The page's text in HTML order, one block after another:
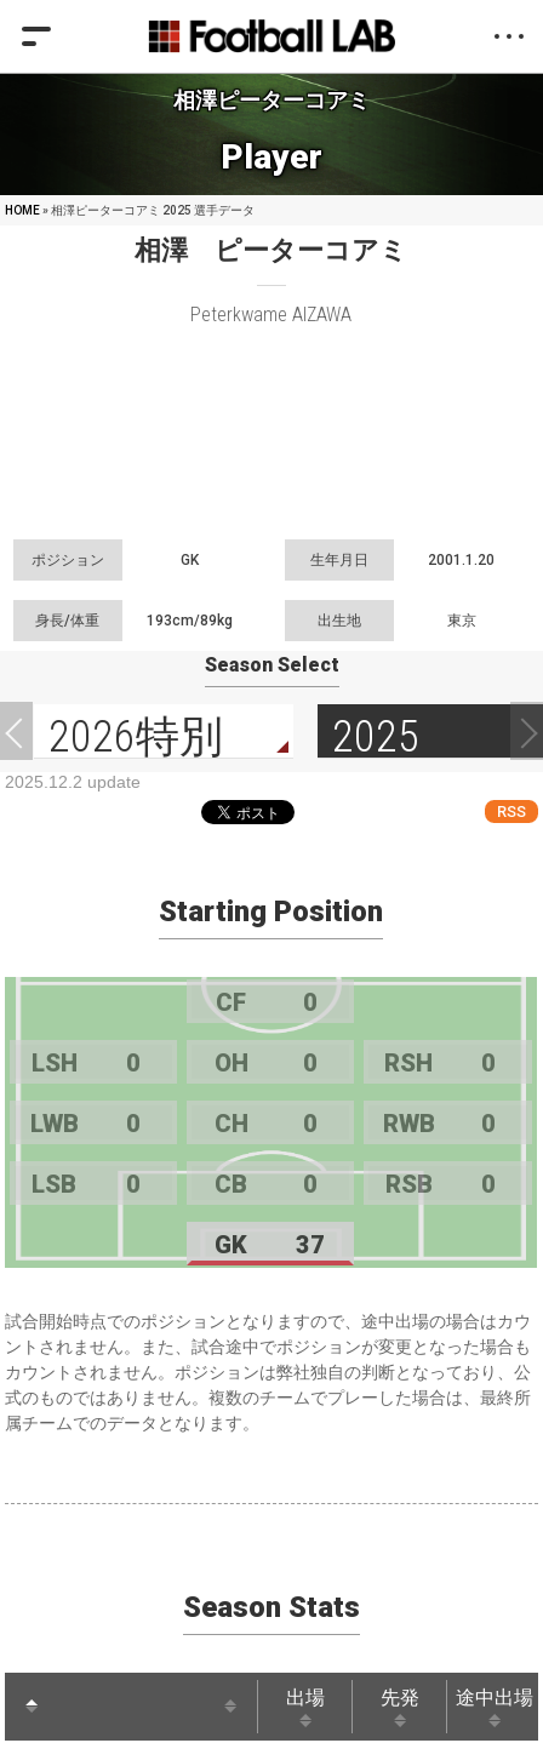
相澤ピーターコアミ
Player
HOME» 相澤ピーターコアミ 2025 選手データ
相澤 ピーターコアミ
Peterkwame AIZAWA
ポジション GK 生年月日 2001.1.20
身長/体重 193cm/89kg 出生地 東京
Season Select
2026特別 2025
2025.12.2 update
RSS
Starting Position
CF 0
LSH 0 OH 0 RSH 0
LWB 0 CH 0 RWB 0
LSB 0 CB 0 RSB 0
GK 37
試合開始時点でのポジションとなりますので、途中出場の場合はカウ
ントされません。また、試合途中でポジションが変更となった場合も
カウントされません。ポジションは弊社独自の判断となっており、公
式のものではありません。複数のチームでプレーした場合は、最終所
属チームでのデータとなります。
Season Stats
出場 先発 途中出場